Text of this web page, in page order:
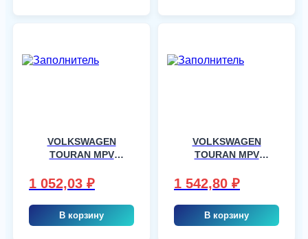
VOLKSWAGEN
TOURAN MPV
1 052,03 ₽
В корзину
VOLKSWAGEN
TOURAN MPV
1 542,80 ₽
В корзину